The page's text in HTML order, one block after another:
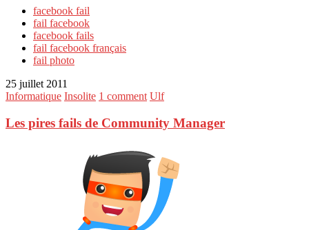
facebook fail
fail facebook
facebook fails
fail facebook français
fail photo
25 juillet 2011
Informatique Insolite 1 comment Ulf
Les pires fails de Community Manager